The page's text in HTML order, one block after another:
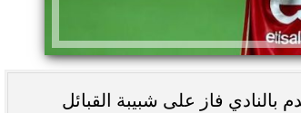
بالنادي فاز على شبيبة القبائل